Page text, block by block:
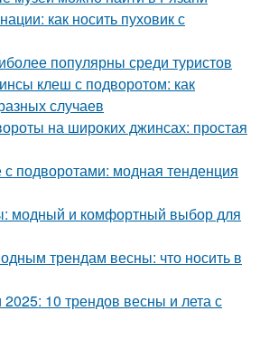
как носить пуховик с
популярны среди туристов
клеш с подворотом: как
случаев
на широких джинсах: простая
подворотами: модная тенденция
модный и комфортный выбор для
трендам весны: что носить в
10 трендов весны и лета с